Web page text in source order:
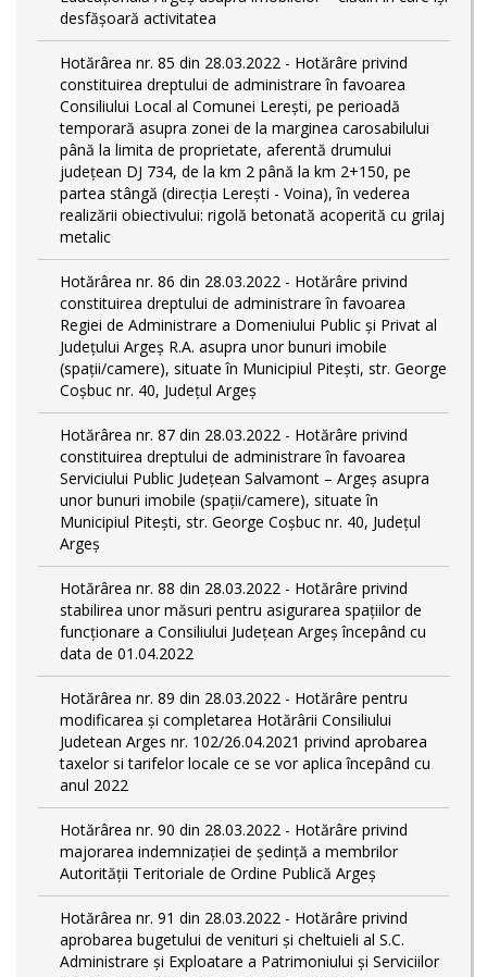
desfășoară activitatea
Hotărârea nr. 85 din 28.03.2022 - Hotărâre privind
constituirea dreptului de administrare în favoarea
Consiliului Local al Comunei Lerești, pe perioadă
temporară asupra zonei de la marginea carosabilului
până la limita de proprietate, aferentă drumului
județean DJ 734, de la km 2 până la km 2+150, pe
partea stângă (direcția Lerești - Voina), în vederea
realizării obiectivului: rigolă betonată acoperită cu grilaj
metalic
Hotărârea nr. 86 din 28.03.2022 - Hotărâre privind
constituirea dreptului de administrare în favoarea
Regiei de Administrare a Domeniului Public și Privat al
Județului Argeș R.A. asupra unor bunuri imobile
(spații/camere), situate în Municipiul Pitești, str. George
Coșbuc nr. 40, Județul Argeș
Hotărârea nr. 87 din 28.03.2022 - Hotărâre privind
constituirea dreptului de administrare în favoarea
Serviciului Public Județean Salvamont – Argeș asupra
unor bunuri imobile (spații/camere), situate în
Municipiul Pitești, str. George Coșbuc nr. 40, Județul
Argeș
Hotărârea nr. 88 din 28.03.2022 - Hotărâre privind
stabilirea unor măsuri pentru asigurarea spațiilor de
funcționare a Consiliului Județean Argeș începând cu
data de 01.04.2022
Hotărârea nr. 89 din 28.03.2022 - Hotărâre pentru
modificarea și completarea Hotărârii Consiliului
Judetean Arges nr. 102/26.04.2021 privind aprobarea
taxelor si tarifelor locale ce se vor aplica începând cu
anul 2022
Hotărârea nr. 90 din 28.03.2022 - Hotărâre privind
majorarea indemnizației de ședință a membrilor
Autorității Teritoriale de Ordine Publică Argeș
Hotărârea nr. 91 din 28.03.2022 - Hotărâre privind
aprobarea bugetului de venituri și cheltuieli al S.C.
Administrare și Exploatare a Patrimoniului și Serviciilor